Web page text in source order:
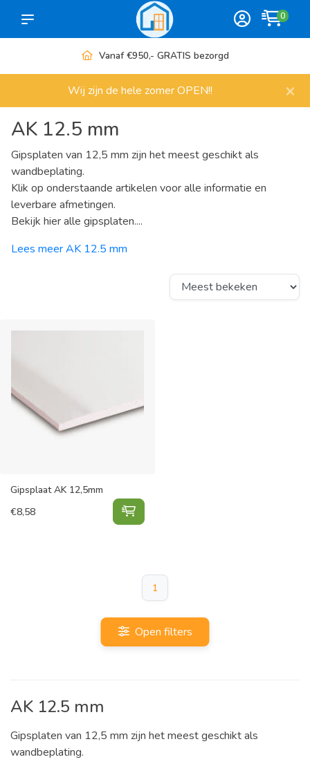
0
Vanaf €950,- GRATIS bezorgd
Wij zijn de hele zomer OPEN!! ×
AK 12.5 mm
Gipsplaten van 12,5 mm zijn het meest geschikt als
wandbeplating.
Klik op onderstaande artikelen voor alle informatie en
leverbare afmetingen.
Bekijk hier alle gipsplaten....
Lees meer AK 12.5 mm
Gipsplaat AK 12,5mm
€8,58 Gipsplaat AK 12,5mm toevoegen
1
Open filters
AK 12.5 mm
Gipsplaten van 12,5 mm zijn het meest geschikt als
wandbeplating.